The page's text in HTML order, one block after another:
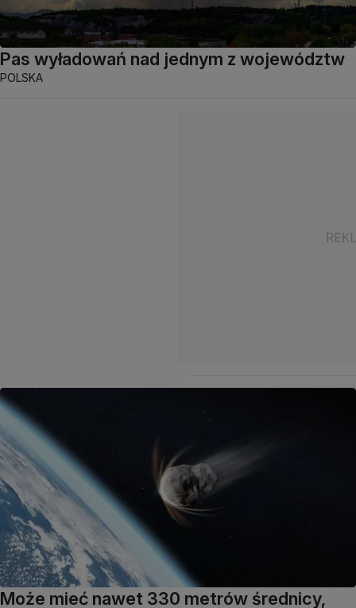
Pas wyładowań nad jednym z województw
POLSKA
Może mieć nawet 330 metrów średnicy,